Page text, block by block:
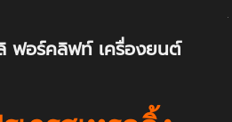
ลิ ฟอร์คลิฟท์ เครื่องยนต์